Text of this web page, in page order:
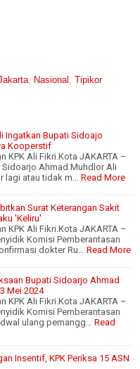
Nasional Tipikor
Ingatkan Bupati Sidoajo
Kooperstif
KPK Ali Fikri.Kota JAKARTA –
Ahmad Muhdlor Ali
lagi atau tidak m…
Read More
Surat Keterangan Sakit
'Keliru'
KPK Ali Fikri.Kota JAKARTA –
Komisi Pemberantasan
dokter Ru…
Read More
Bupati Sidoarjo Ahmad
Mei 2024
KPK Ali Fikri.Kota JAKARTA –
Komisi Pemberantasan
ulang pemangg…
Read
Insentif, KPK Periksa 15 ASN